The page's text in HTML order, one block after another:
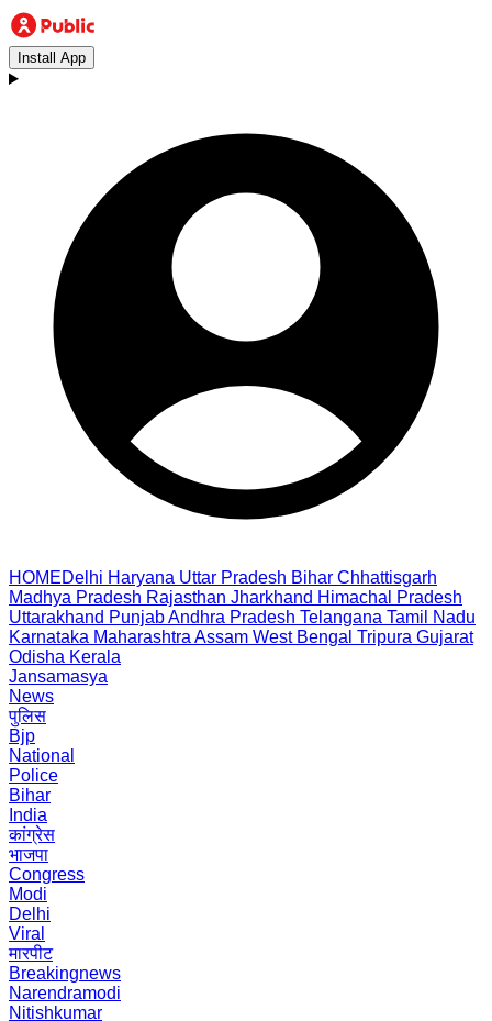
Install App
HOMEDelhi Haryana Uttar Pradesh Bihar Chhattisgarh
Madhya Pradesh Rajasthan Jharkhand Himachal Pradesh
Uttarakhand PunjabAndhra Pradesh Telangana Tamil Nadu
Karnataka Maharashtra Assam West Bengal Tripura Gujarat
Odisha Kerala
Jansamasya
News
पुलिस
Bjp
National
Police
Bihar
India
कांग्रेस
भाजपा
Congress
Modi
Delhi
Viral
मारपीट
Breakingnews
Narendramodi
Nitishkumar